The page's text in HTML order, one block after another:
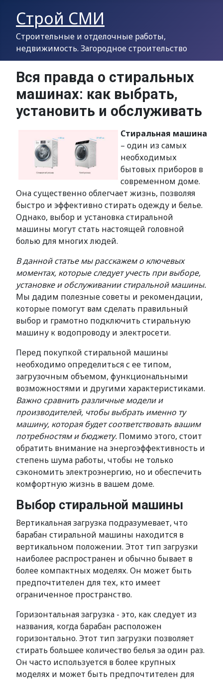
Строй СМИ
Строительные и отделочные работы,
недвижимость. Загородное строительство
Вся правда о стиральных
машинах: как выбрать,
установить и обслуживать
Стиральная машина
– один из самых
необходимых
бытовых приборов в
современном доме.
Она существенно облегчает жизнь, позволяя
быстро и эффективно стирать одежду и белье.
Однако, выбор и установка стиральной
машины могут стать настоящей головной
болью для многих людей.
В данной статье мы расскажем о ключевых
моментах, которые следует учесть при выборе,
установке и обслуживании стиральной машины.
Мы дадим полезные советы и рекомендации,
которые помогут вам сделать правильный
выбор и грамотно подключить стиральную
машину к водопроводу и электросети.
Перед покупкой стиральной машины
необходимо определиться с ее типом,
загрузочным объемом, функциональными
возможностями и другими характеристиками.
Важно сравнить различные модели и
производителей, чтобы выбрать именно ту
машину, которая будет соответствовать вашим
потребностям и бюджету. Помимо этого, стоит
обратить внимание на энергоэффективность и
степень шума работы, чтобы не только
сэкономить электроэнергию, но и обеспечить
комфортную жизнь в вашем доме.
Выбор стиральной машины
Вертикальная загрузка подразумевает, что
барабан стиральной машины находится в
вертикальном положении. Этот тип загрузки
наиболее распространен и обычно бывает в
более компактных моделях. Он может быть
предпочтителен для тех, кто имеет
ограниченное пространство.
Горизонтальная загрузка - это, как следует из
названия, когда барабан расположен
горизонтально. Этот тип загрузки позволяет
стирать большее количество белья за один раз.
Он часто используется в более крупных
моделях и может быть предпочтителен для